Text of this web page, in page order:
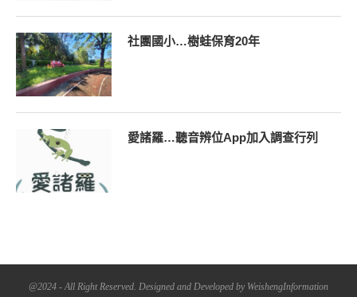
社團國小…樹蛙保育20年
愛諸羅…聽音辨位App加入調查行列
@2024 - All Right Reserved. Designed and Developed by WeishengInformation